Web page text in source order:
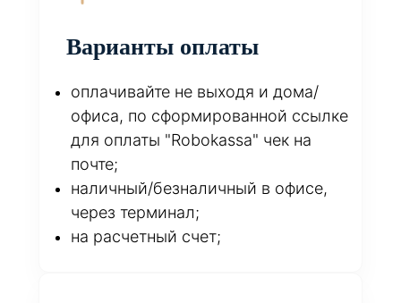
Варианты оплаты
оплачивайте не выходя и дома/
офиса, по сформированной ссылке
для оплаты "Robokassa" чек на
почте;
наличный/безналичный в офисе,
через терминал;
на расчетный счет;